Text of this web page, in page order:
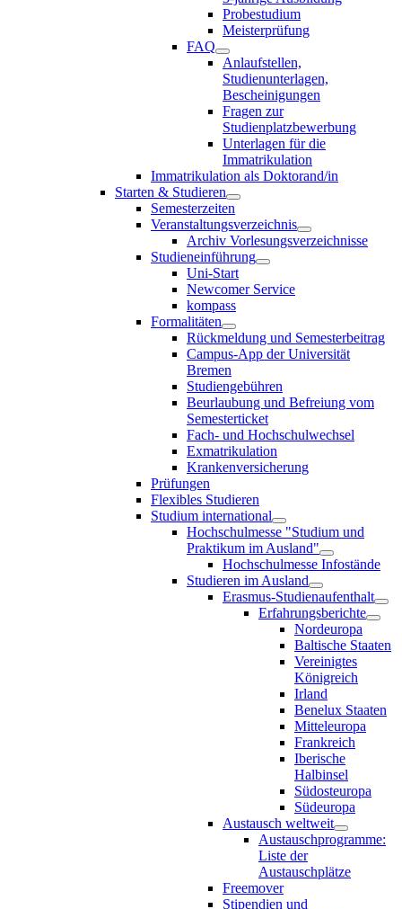
Probestudium
Meisterprüfung
FAQ
Anlaufstellen,
Studienunterlagen,
Bescheinigungen
Fragen zur
Studienplatzbewerbung
Unterlagen für die
Immatrikulation
Immatrikulation als Doktorand/in
Starten & Studieren
Semesterzeiten
Veranstaltungsverzeichnis
Archiv Vorlesungsverzeichnisse
Studieneinführung
Uni-Start
Newcomer Service
kompass
Formalitäten
Rückmeldung und Semesterbeitrag
Campus-App der Universität
Bremen
Studiengebühren
Beurlaubung und Befreiung vom
Semesterticket
Fach- und Hochschulwechsel
Exmatrikulation
Krankenversicherung
Prüfungen
Flexibles Studieren
Studium international
Hochschulmesse "Studium und
Praktikum im Ausland"
Hochschulmesse Infostände
Studieren im Ausland
Erasmus-Studienaufenthalt
Erfahrungsberichte
Nordeuropa
Baltische Staaten
Vereinigtes
Königreich
Irland
Benelux Staaten
Mitteleuropa
Frankreich
Iberische
Halbinsel
Südosteuropa
Südeuropa
Austausch weltweit
Austauschprogramme:
Liste der
Austauschplätze
Freemover
Stipendien und